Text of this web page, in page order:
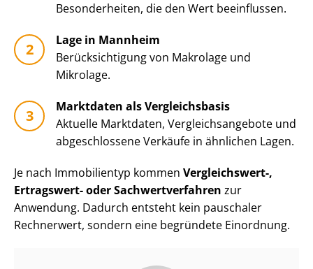
Besonderheiten, die den Wert beeinflussen.
Lage in Mannheim
Be­rück­sich­ti­gung von Makrolage und
Mikrolage.
Marktdaten als Vergleichsbasis
Aktuelle Marktdaten, Ver­gleichs­an­ge­bo­te und
abgeschlossene Verkäufe in ähnlichen Lagen.
Je nach Immobilientyp kommen Vergleichswert-,
Ertragswert- oder Sach­wert­ver­fah­ren zur
Anwendung. Dadurch entsteht kein pauschaler
Rechnerwert, sondern eine begründete Einordnung.